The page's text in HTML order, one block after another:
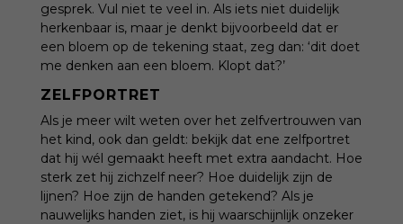
gesprek. Vul niet te veel in. Als iets niet duidelijk
herkenbaar is, maar je denkt bijvoorbeeld dat er
een bloem op de tekening staat, zeg dan: ‘dit doet
me denken aan een bloem. Klopt dat?’
ZELFPORTRET
Als je meer wilt weten over het zelfvertrouwen van
het kind, ook dan geldt: bekijk dat ene zelfportret
dat hij wél gemaakt heeft met extra aandacht. Hoe
sterk zet hij zichzelf neer? Hoe duidelijk zijn de
lijnen? Hoe zijn de handen getekend? Als je
nauwelijks handen ziet, is hij waarschijnlijk onzeker